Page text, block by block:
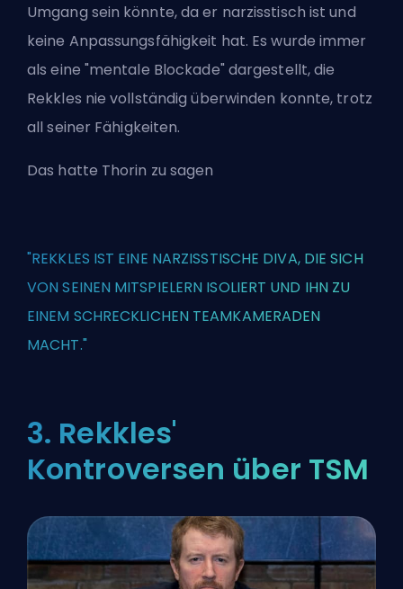
Umgang sein könnte, da er narzisstisch ist und
keine Anpassungsfähigkeit hat. Es wurde immer
als eine "mentale Blockade" dargestellt, die
Rekkles nie vollständig überwinden konnte, trotz
all seiner Fähigkeiten.
Das hatte Thorin zu sagen
"REKKLES IST EINE NARZISSTISCHE DIVA, DIE SICH
VON SEINEN MITSPIELERN ISOLIERT UND IHN ZU
EINEM SCHRECKLICHEN TEAMKAMERADEN
MACHT."
3. Rekkles'
Kontroversen über TSM